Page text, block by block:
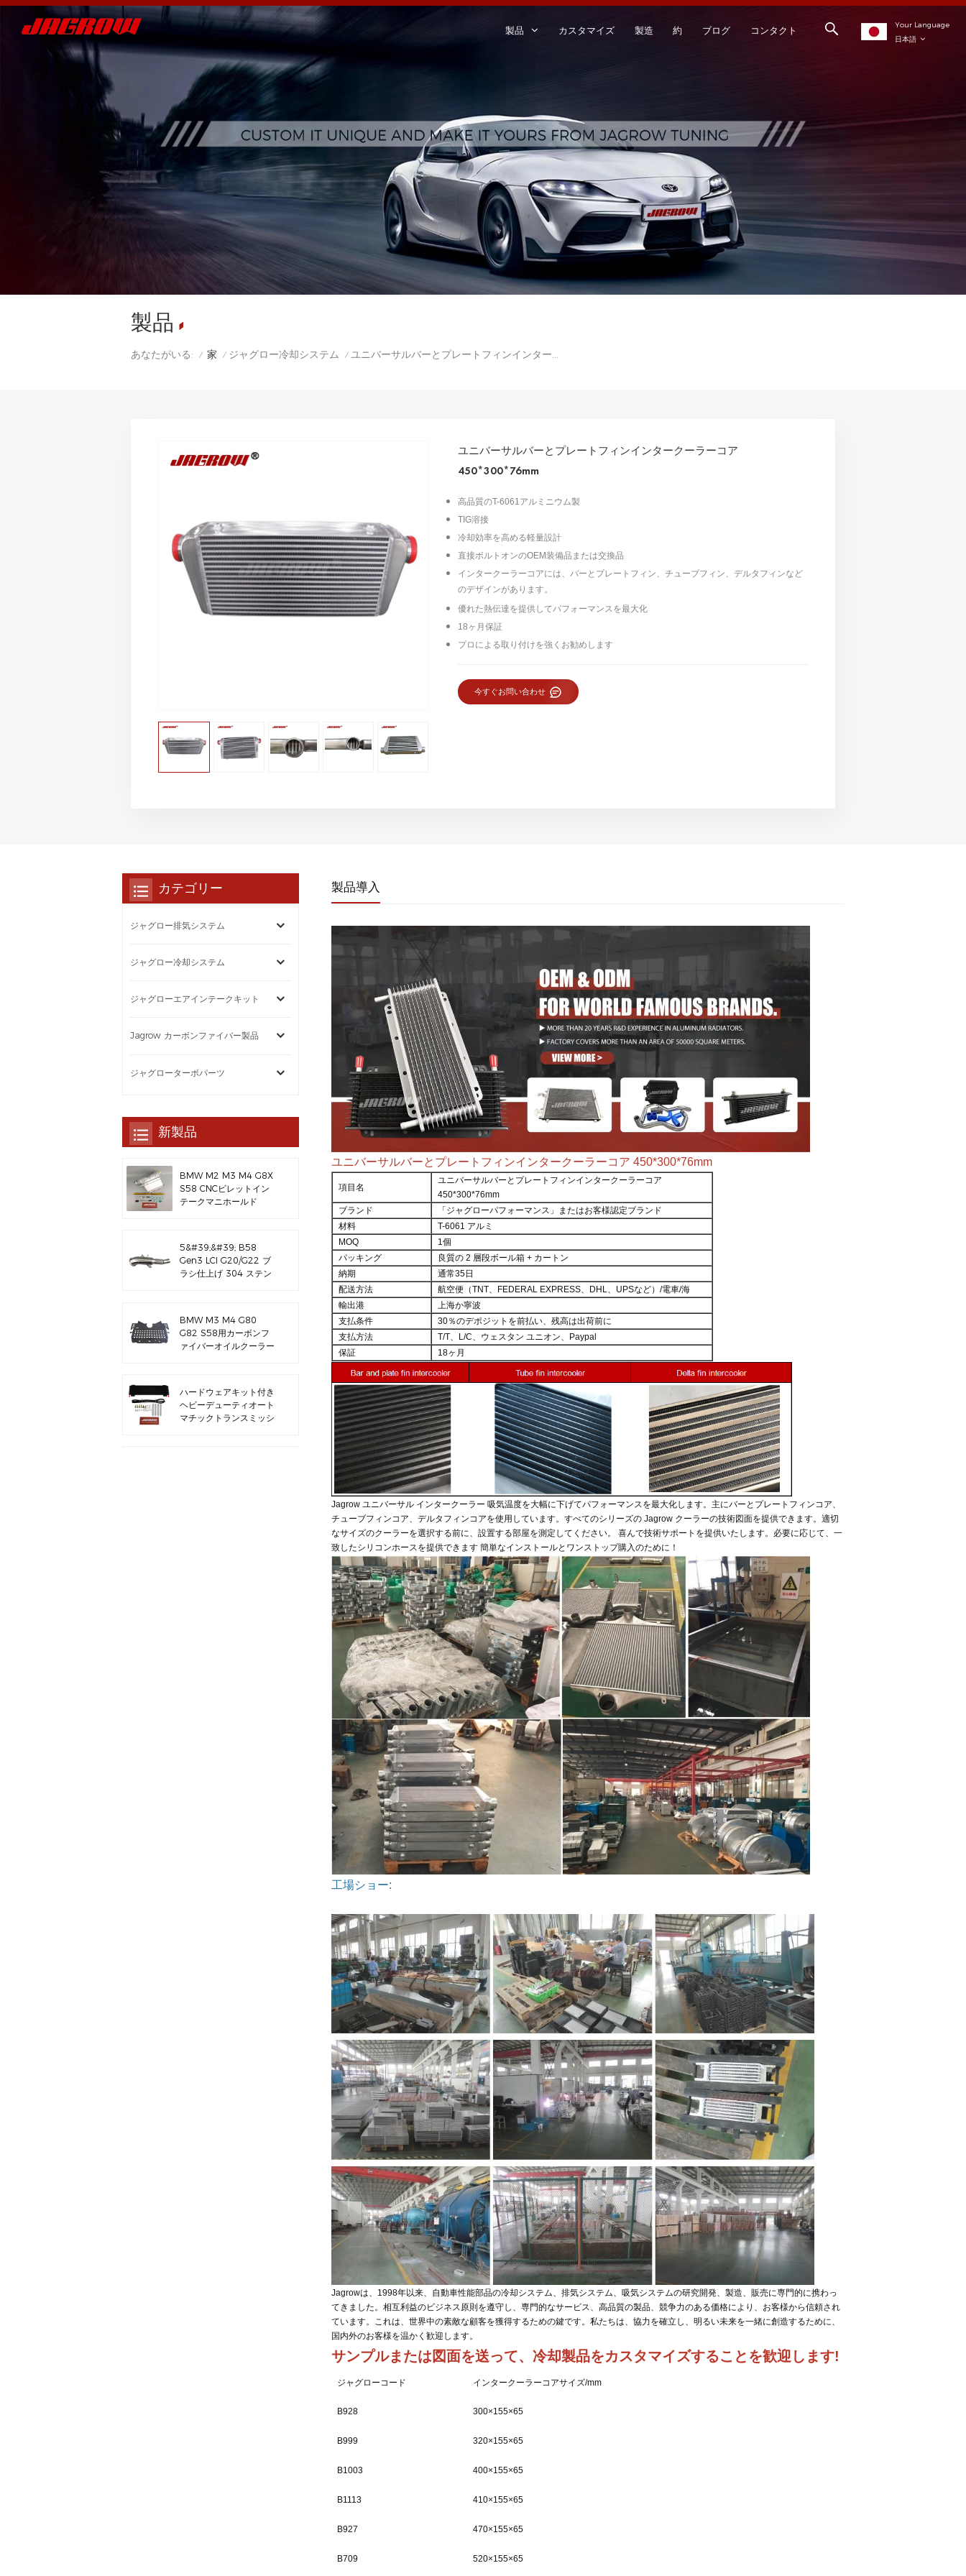
Your Language
日本語
製品 カスタマイズ 製造 約 ブログ コンタクト
製品
あなたがいる: / 家 / ジャグロー冷却システム / ユニバーサルバーとプレートフィンインタークーラーコア 450*300*76mm
ユニバーサルバーとプレートフィンインタークーラーコア
450*300*76mm
高品質のT-6061アルミニウム製
TIG溶接
冷却効率を高める軽量設計
直接ボルトオンのOEM装備品または交換品
インタークーラーコアには、バーとプレートフィン、チューブフィン、デルタフィンなど
のデザインがあります。
優れた熱伝達を提供してパフォーマンスを最大化
18ヶ月保証
プロによる取り付けを強くお勧めします
今すぐお問い合わせ
製品導入
ユニバーサルバーとプレートフィンインタークーラーコア 450*300*76mm
項目名
ユニバーサルバーとプレートフィンインタークーラーコア
450*300*76mm
ブランド
「ジャグローパフォーマンス」またはお客様認定ブランド
材料
T-6061 アルミ
MOQ
1個
パッキング
良質の 2 層段ボール箱 + カートン
納期
通常35日
配送方法
航空便（TNT、FEDERAL EXPRESS、DHL、UPSなど）/電車/海
輸出港
上海か寧波
支払条件
30％のデポジットを前払い、残高は出荷前に
支払方法
T/T、L/C、ウェスタン ユニオン、Paypal
保証
18ヶ月
Jagrow ユニバーサル インタークーラー吸気温度を大幅に下げてパフォーマンスを最大化します。主にバーとプレートフィンコア、
チューブフィンコア、デルタフィンコアを使用しています。すべてのシリーズの Jagrow クーラーの技術図面を提供できます。適切
なサイズのクーラーを選択する前に、設置する部屋を測定してください。喜んで技術サポートを提供いたします。 必要に応じて、一
致したシリコンホースを提供できます 簡単なインストールとワンストップ購入のために！
工場ショー:
Jagrowは、1998年以来、自動車性能部品の冷却システム、排気システム、吸気システムの研究開発、製造、販売に専門的に携わっ
てきました。相互利益のビジネス原則を遵守し、専門的なサービス、高品質の製品、競争力のある価格により、お客様から信頼され
ています。 これは、世界中の素敵な顧客を獲得するための鍵です。私たちは、協力を確立し、明るい未来を一緒に創造するために、
国内外のお客様を温かく歓迎します。
サンプルまたは図面を送って、冷却製品をカスタマイズすることを歓迎します!
ジャグローコード インタークーラーコアサイズ/mm
B928 300×155×65
B999 320×155×65
B1003 400×155×65
B1113 410×155×65
B927 470×155×65
B709 520×155×65
カテゴリー
ジャグロー排気システム
ジャグロー冷却システム
ジャグローエアインテークキット
Jagrow カーボンファイバー製品
ジャグローターボパーツ
新製品
BMW M2 M3 M4 G8X
S58 CNCビレットイン
テークマニホールド
5&#39;&#39; B58
Gen3 LCI G20/G22 ブ
ラシ仕上げ 304 ステン
BMW M3 M4 G80
G82 S58用カーボンフ
ァイバーオイルクーラー
ハードウェアキット付き
ヘビーデューティオート
マチックトランスミッシ